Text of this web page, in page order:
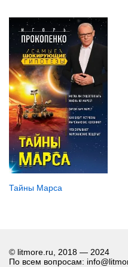
Тайны Марса
© litmore.ru, 2018 — 2024
По всем вопросам: